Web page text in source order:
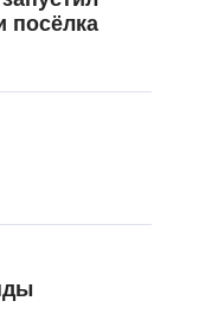
посёлка